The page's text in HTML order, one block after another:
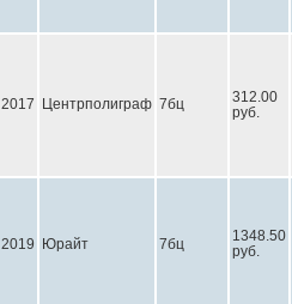
2017 Центрполиграф 7бц
312.00
руб.
2019 Юрайт 7бц
1348.50
руб.